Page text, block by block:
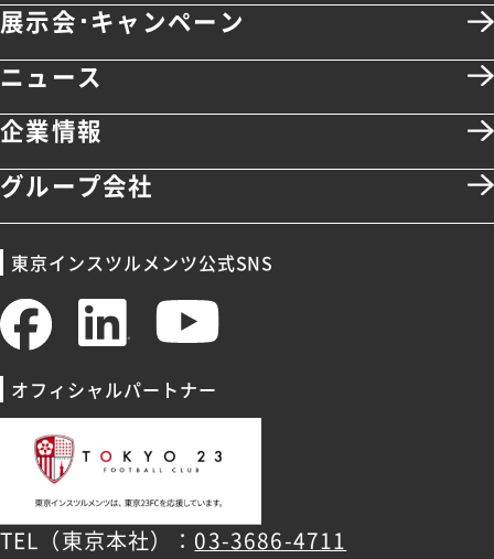
展示会･キャンペーン
ニュース
企業情報
グループ会社
東京インスツルメンツ公式SNS
オフィシャルパートナー
TEL（東京本社）： 03-3686-4711